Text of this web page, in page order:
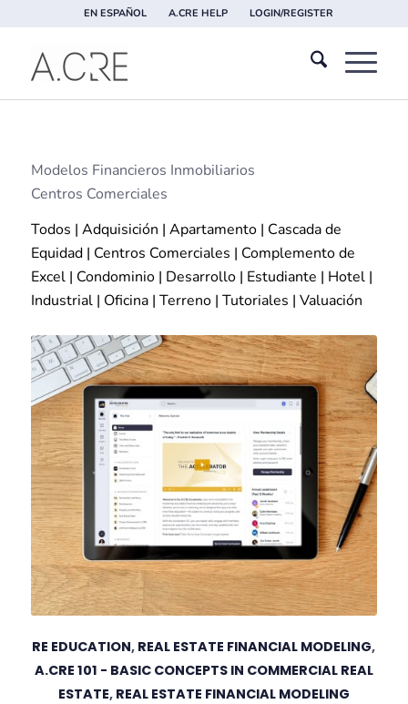
EN ESPAÑOL A.CRE HELP LOGIN/REGISTER
Modelos Financieros Inmobiliarios
Centros Comerciales
Todos | Adquisición | Apartamento| Cascada de
Equidad| Centros Comerciales | Complemento de
Excel| Condominio| Desarrollo| Estudiante | Hotel|
Industrial| Oficina| Terreno| Tutoriales | Valuación
RE EDUCATION, REAL ESTATE FINANCIAL MODELING,
A.CRE 101 - BASIC CONCEPTS IN COMMERCIAL REAL
ESTATE, REAL ESTATE FINANCIAL MODELING